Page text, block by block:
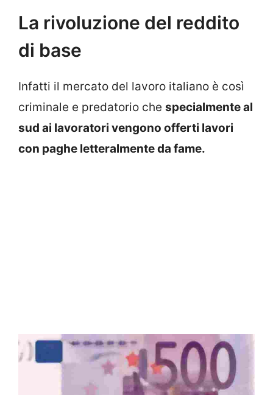
La rivoluzione del reddito
di base
Infatti il mercato del lavoro italiano è così
criminale e predatorio che specialmente al
sud ai lavoratori vengono offerti lavori
con paghe letteralmente da fame.